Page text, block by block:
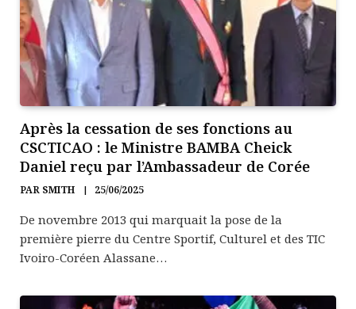
Après la cessation de ses fonctions au
CSCTICAO : le Ministre BAMBA Cheick
Daniel reçu par l’Ambassadeur de Corée
PAR SMITH 25/06/2025
De novembre 2013 qui marquait la pose de la
première pierre du Centre Sportif, Culturel et des TIC
Ivoiro-Coréen Alassane…